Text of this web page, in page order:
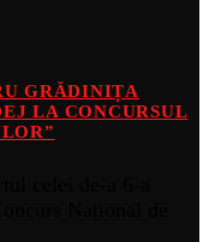
GRĂDINIȚA
LA CONCURSUL